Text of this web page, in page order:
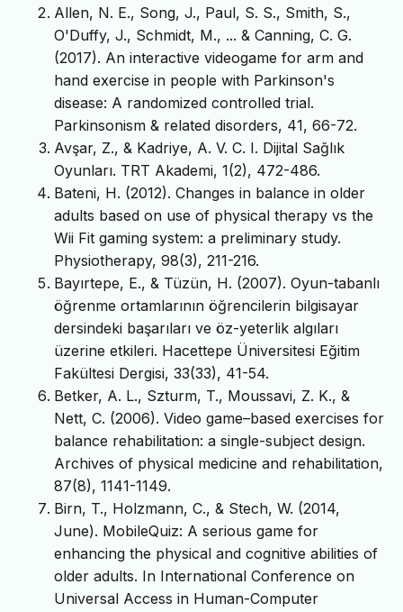
Allen, N. E., Song, J., Paul, S. S., Smith, S.,
O'Duffy, J., Schmidt, M., ... & Canning, C. G.
(2017). An interactive videogame for arm and
hand exercise in people with Parkinson's
disease: A randomized controlled trial.
Parkinsonism & related disorders, 41, 66-72.
Avşar, Z., & Kadriye, A. V. C. I. Dijital Sağlık
Oyunları. TRT Akademi, 1(2), 472-486.
Bateni, H. (2012). Changes in balance in older
adults based on use of physical therapy vs the
Wii Fit gaming system: a preliminary study.
Physiotherapy, 98(3), 211-216.
Bayırtepe, E., & Tüzün, H. (2007). Oyun-tabanlı
öğrenme ortamlarının öğrencilerin bilgisayar
dersindeki başarıları ve öz-yeterlik algıları
üzerine etkileri. Hacettepe Üniversitesi Eğitim
Fakültesi Dergisi, 33(33), 41-54.
Betker, A. L., Szturm, T., Moussavi, Z. K., &
Nett, C. (2006). Video game–based exercises for
balance rehabilitation: a single-subject design.
Archives of physical medicine and rehabilitation,
87(8), 1141-1149.
Birn, T., Holzmann, C., & Stech, W. (2014,
June). MobileQuiz: A serious game for
enhancing the physical and cognitive abilities of
older adults. In International Conference on
Universal Access in Human-Computer